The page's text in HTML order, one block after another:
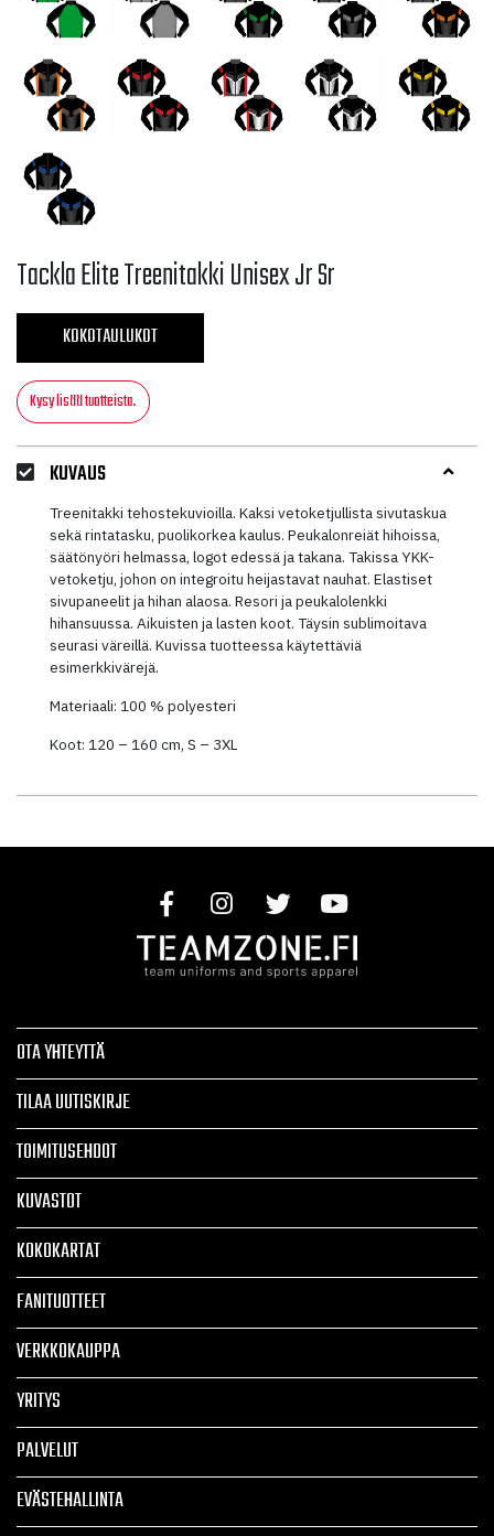
Tackla Elite Treenitakki Unisex Jr Sr
KOKOTAULUKOT
Kysy lisää tuotteista.
KUVAUS
Treenitakki tehostekuvioilla. Kaksi vetoketjullista sivutaskua
sekä rintatasku, puolikorkea kaulus. Peukalonreiät hihoissa,
säätönyöri helmassa, logot edessä ja takana. Takissa YKK-
vetoketju, johon on integroitu heijastavat nauhat. Elastiset
sivupaneelit ja hihan alaosa. Resori ja peukalolenkki
hihansuussa. Aikuisten ja lasten koot. Täysin sublimoitava
seurasi väreillä. Kuvissa tuotteessa käytettäviä
esimerkkivärejä.
Materiaali: 100 % polyesteri
Koot: 120 – 160 cm, S – 3XL
OTA YHTEYTTÄ
TILAA UUTISKIRJE
TOIMITUSEHDOT
KUVASTOT
KOKOKARTAT
FANITUOTTEET
VERKKOKAUPPA
YRITYS
PALVELUT
EVÄSTEHALLINTA